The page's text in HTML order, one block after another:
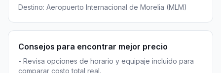
Destino: Aeropuerto Internacional de Morelia (MLM)
Consejos para encontrar mejor precio
- Revisa opciones de horario y equipaje incluido para
comparar costo total real.